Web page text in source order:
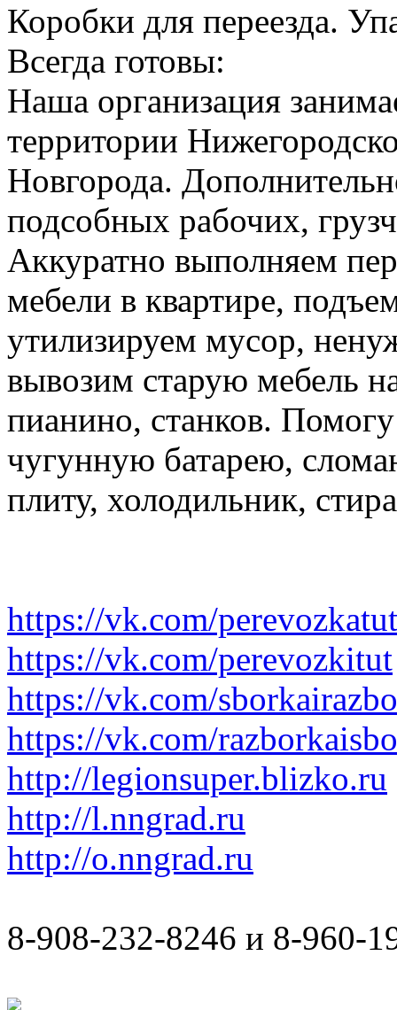
Коробки для переезда.
Всегда готовы:
Наша организация
территории
Новгорода.
подсобных рабочих,
Аккуратно выполняем
мебели в квартире,
утилизируем мусор,
вывозим старую мебель
пианино, станков.
чугунную батарею,
плиту, холодильник,
https://vk.com/perevozkatut
https://vk.com/perevozkitut
https://vk.com/
https://vk.com/
http://legionsuper.blizko.ru
http://l.nngrad.ru
http://o.nngrad.ru
8-908-232-8246 и 8-960-